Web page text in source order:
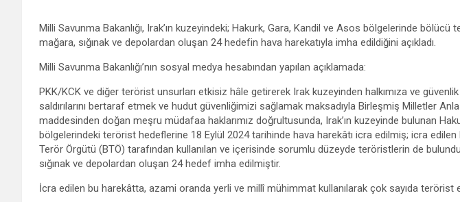
Milli Savunma Bakanlığı, Irak’ın kuzeyindeki; Hakurk, Gara, Kandil ve Asos bölgelerinde bölücü
mağara, sığınak ve depolardan oluşan 24 hedefin hava harekatıyla imha edildiğini açıkladı.
Milli Savunma Bakanlığı’nın sosyal medya hesabından yapılan açıklamada:
PKK/KCK ve diğer terörist unsurları etkisiz hâle getirerek Irak kuzeyinden halkımıza ve
saldırılarını bertaraf etmek ve hudut güvenliğimizi sağlamak maksadıyla Birleşmiş Milletler
maddesinden doğan meşru müdafaa haklarımız doğrultusunda, Irak’ın kuzeyinde bulunan
bölgelerindeki terörist hedeflerine 18 Eylül 2024 tarihinde hava harekâtı icra edilmiş; icra edilen
Terör Örgütü (BTÖ) tarafından kullanılan ve içerisinde sorumlu düzeyde teröristlerin de
sığınak ve depolardan oluşan 24 hedef imha edilmiştir.
İcra edilen bu harekâtta, azami oranda yerli ve millî mühimmat kullanılarak çok sayıda terörist